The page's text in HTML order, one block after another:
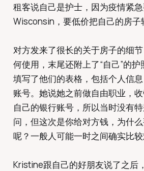
租客说自己是护士，因为疫情紧
Wisconsin，要低价把自己的房子
对方发来了很长的关于房子的细
何使用，末尾还附上了“自己”的
填写了他们的表格，包括个人信
账号。她说她之前做自由职业，
自己的银行账号，所以当时没有
问，但这次是你给对方钱，为什
呢？一般人可能一时之间确实比较
Kristine跟自己的好朋友说了之后